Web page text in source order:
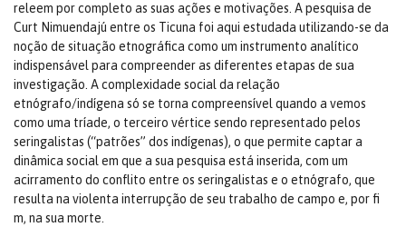
releem por completo as suas ações e motivações. A pesquisa de
Curt Nimuendajú entre os Ticuna foi aqui estudada utilizando-se da
noção de situação etnográfica como um instrumento analítico
indispensável para compreender as diferentes etapas de sua
investigação. A complexidade social da relação
etnógrafo/indígena só se torna compreensível quando a vemos
como uma tríade, o terceiro vértice sendo representado pelos
seringalistas (“patrões” dos indígenas), o que permite captar a
dinâmica social em que a sua pesquisa está inserida, com um
acirramento do conflito entre os seringalistas e o etnógrafo, que
resulta na violenta interrupção de seu trabalho de campo e, por fi
m, na sua morte.